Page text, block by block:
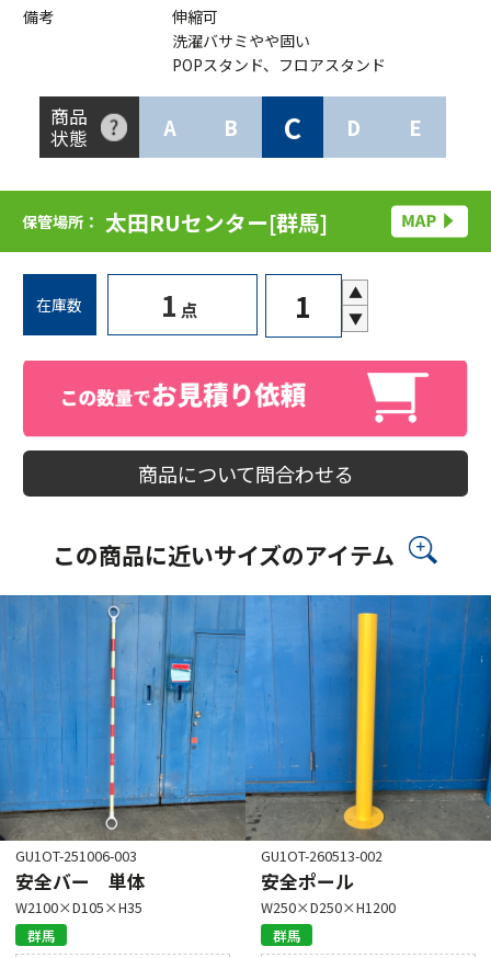
備考
伸縮可
洗濯バサミやや固い
POPスタンド、フロアスタンド
商品
状態
A B C D E
保管場所： 太田RUセンター[群馬]
在庫数 1 点
▲
▼
商品について問合わせる
この商品に近いサイズのアイテム
GU1OT-251006-003
安全バー 単体
W2100×D105×H35
群馬
GU1OT-260513-002
安全ポール
W250×D250×H1200
群馬